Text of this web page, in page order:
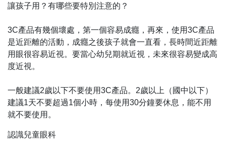
讓孩子用？有哪些要特別注意的？
3C產品有幾個壞處，第一個容易成癮，再來，使用3C產品
是近距離的活動，成癮之後孩子就會一直看，長時間近距離
用眼很容易近視。要當心幼兒期就近視，未來很容易變成高
度近視。
一般建議2歲以下不要使用3C產品。2歲以上（國中以下）
建議1天不要超過1個小時，每使用30分鐘要休息，能不用
就不要使用。
認識兒童眼科